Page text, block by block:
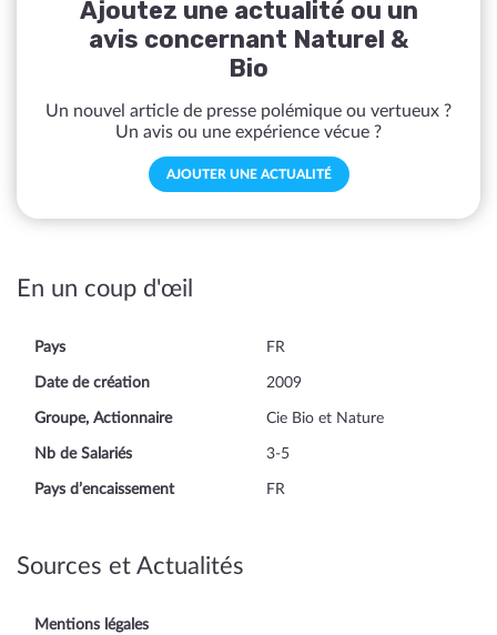
Ajoutez une actualité ou un
avis concernant Naturel &
Bio
Un nouvel article de presse polémique ou vertueux ?
Un avis ou une expérience vécue ?
AJOUTER UNE ACTUALITÉ
En un coup d'œil
Pays FR
Date de création 2009
Groupe, Actionnaire Cie Bio et Nature
Nb de Salariés 3-5
Pays d’encaissement FR
Sources et Actualités
Mentions légales